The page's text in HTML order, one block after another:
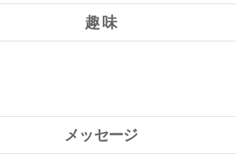
趣 味
メッセージ